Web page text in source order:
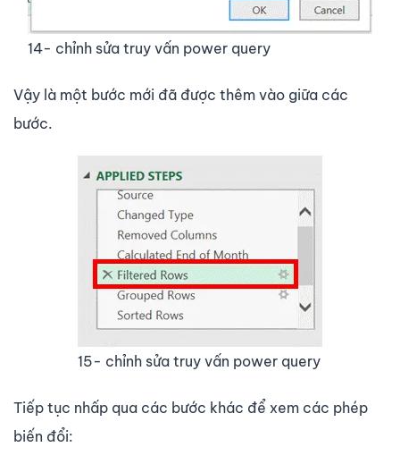
14- chỉnh sửa truy vấn power query
Vậy là một bước mới đã được thêm vào giữa các
bước.
15- chỉnh sửa truy vấn power query
Tiếp tục nhấp qua các bước khác để xem các phép
biến đổi: